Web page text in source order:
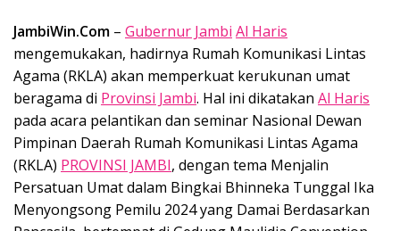
JambiWin.Com – Gubernur Jambi Al Haris
mengemukakan, hadirnya Rumah Komunikasi Lintas
Agama (RKLA) akan memperkuat kerukunan umat
beragama di Provinsi Jambi. Hal ini dikatakan Al Haris
pada acara pelantikan dan seminar Nasional Dewan
Pimpinan Daerah Rumah Komunikasi Lintas Agama
(RKLA) PROVINSI JAMBI, dengan tema Menjalin
Persatuan Umat dalam Bingkai Bhinneka Tunggal Ika
Menyongsong Pemilu 2024 yang Damai Berdasarkan